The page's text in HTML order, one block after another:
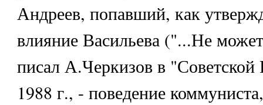
Андреев, попавший, как
влияние Васильева ("...Не
писал А.Черкизов в
1988 г., - поведение